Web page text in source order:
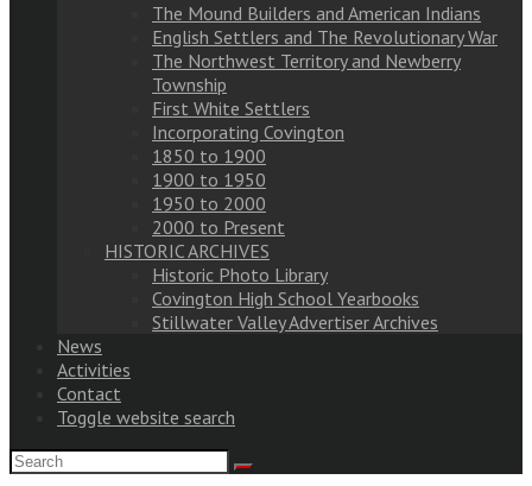
The Mound Builders and American Indians
English Settlers and The Revolutionary War
The Northwest Territory and Newberry
Township
First White Settlers
Incorporating Covington
1850 to 1900
1900 to 1950
1950 to 2000
2000 to Present
HISTORIC ARCHIVES
Historic Photo Library
Covington High School Yearbooks
Stillwater Valley Advertiser Archives
News
Activities
Contact
Toggle website search